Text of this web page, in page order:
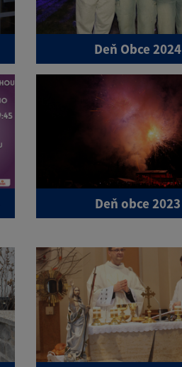
Deň Obce 2024
Deň obce 2023